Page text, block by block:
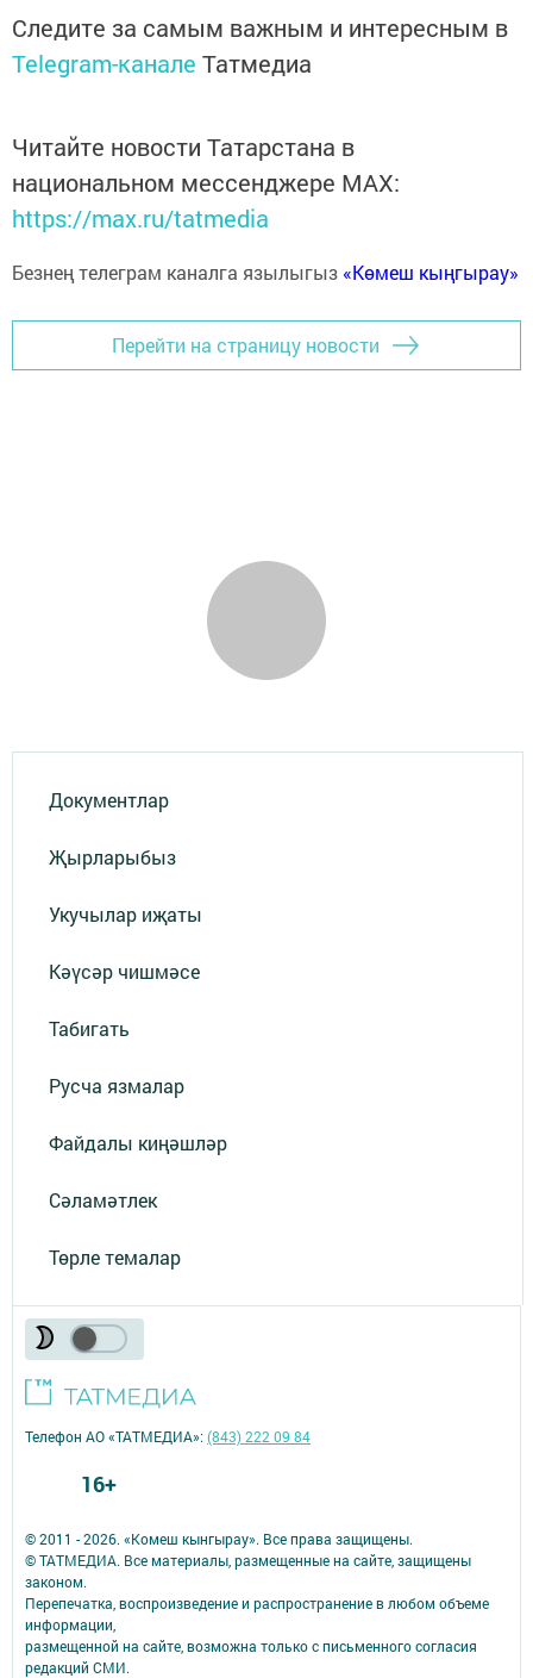
Следите за самым важным и интересным в
Telegram-канале Татмедиа
Читайте новости Татарстана в
национальном мессенджере MАХ:
https://max.ru/tatmedia
Безнең телеграм каналга язылыгыз «Көмеш кыңгырау»
Перейти на страницу новости
Документлар
Җырларыбыз
Укучылар иҗаты
Кәүсәр чишмәсе
Табигать
Русча язмалар
Файдалы киңәшләр
Сәламәтлек
Төрле темалар
© 2011 - 2026. «Комеш кынгырау». Все права защищены.
© ТАТМЕДИА. Все материалы, размещенные на сайте, защищены
законом.
Перепечатка, воспроизведение и распространение в любом объеме
информации,
размещенной на сайте, возможна только с письменного согласия
редакций СМИ.
Телефон АО «ТАТМЕДИА»:(843) 222 09 84
16+